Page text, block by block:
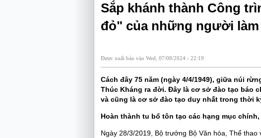
Sắp khánh thành Công
đỏ" của những người làm
Được xuất bản vào Wed, 07/08/2024 - 22:19
Cách đây 75 năm (ngày 4/4/1949), giữa núi
Thúc Kháng ra đời. Đây là cơ sở đào tạo báo
và cũng là cơ sở đào tạo duy nhất trong thời
Hoàn thành tu bổ tôn tạo các hạng mục
Ngày 28/3/2019, Bộ trưởng Bộ Văn hóa, Thể